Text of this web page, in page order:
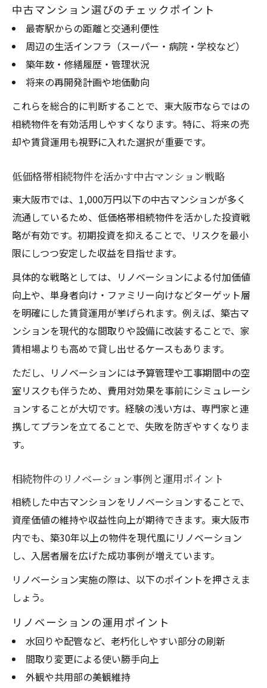
中古マンション選びのチェックポイント
最寄駅からの距離と交通利便性
周辺の生活インフラ（スーパー・病院・学校など）
築年数・修繕履歴・管理状況
将来の再開発計画や地価動向
これらを総合的に判断することで、東大阪市ならではの
相続物件を有効活用しやすくなります。特に、将来の売
却や賃貸運用も視野に入れた選択が重要です。
低価格帯相続物件を活かす中古マンション戦略
東大阪市では、1,000万円以下の中古マンションが多く
流通しているため、低価格帯相続物件を活かした投資戦
略が有効です。初期投資を抑えることで、リスクを最小
限にしつつ安定した収益を目指せます。
具体的な戦略としては、リノベーションによる付加価値
向上や、単身者向け・ファミリー向けなどターゲット層
を明確にした賃貸運用が挙げられます。例えば、築古マ
ンションを現代的な間取りや設備に改装することで、家
賃相場よりも高めで貸し出せるケースもあります。
ただし、リノベーションには予算管理や工事期間中の空
室リスクも伴うため、費用対効果を事前にシミュレーシ
ョンすることが大切です。経験の浅い方は、専門家と連
携してプランを立てることで、失敗を防ぎやすくなりま
す。
相続物件のリノベーション事例と運用ポイント
相続した中古マンションをリノベーションすることで、
資産価値の維持や収益性向上が期待できます。東大阪市
内でも、築30年以上の物件を現代風にリノベーション
し、入居者層を広げた成功事例が増えています。
リノベーション実施の際は、以下のポイントを押さえま
しょう。
リノベーションの運用ポイント
水回りや配管など、老朽化しやすい部分の刷新
間取り変更による使い勝手向上
外観や共用部の美観維持